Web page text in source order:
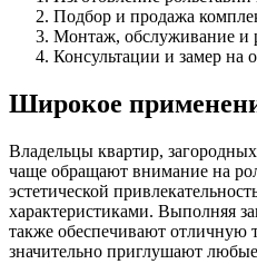
Подбор и продажа
Монтаж, обслуживание и
Консультации и замер на
Широкое
Владельцы квартир,
чаще обращают внимание на
эстетической
характеристиками. Выполняя
также обеспечивают отличную
значительно приглушают